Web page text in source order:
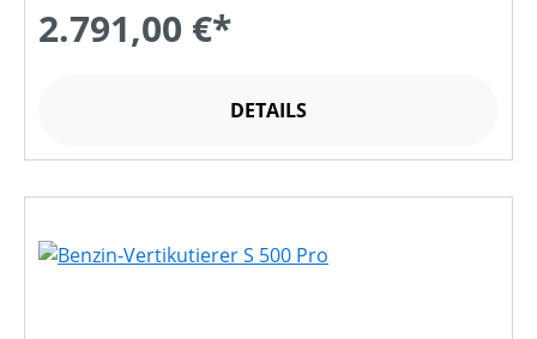
2.791,00 €*
DETAILS